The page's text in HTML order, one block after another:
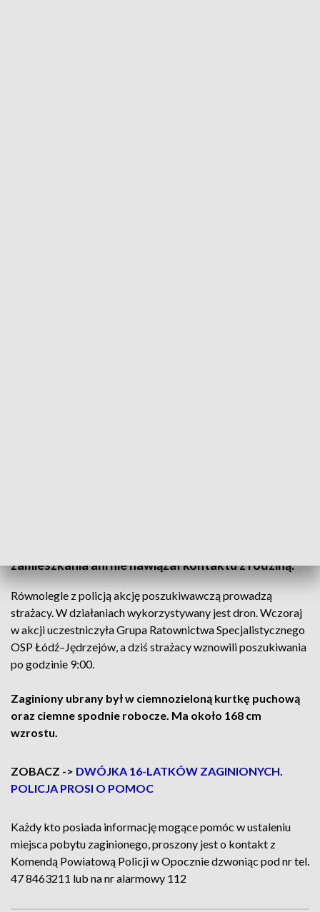
zamieszkania ani nie nawiązał kontaktu z rodziną.
Równolegle z policją akcję poszukiwawczą prowadzą
strażacy. W działaniach wykorzystywany jest dron. Wczoraj
w akcji uczestniczyła Grupa Ratownictwa Specjalistycznego
OSP Łódź–Jędrzejów, a dziś strażacy wznowili poszukiwania
po godzinie 9:00.
Zaginiony ubrany był w ciemnozieloną kurtkę puchową
oraz ciemne spodnie robocze. Ma około 168 cm
wzrostu.
ZOBACZ -> DWÓJKA 16-LATKÓW ZAGINIONYCH.
POLICJA PROSI O POMOC
Każdy kto posiada informację mogące pomóc w ustaleniu
miejsca pobytu zaginionego, proszony jest o kontakt z
Komendą Powiatową Policji w Opocznie dzwoniąc pod nr tel.
47 8463211 lub na nr alarmowy 112